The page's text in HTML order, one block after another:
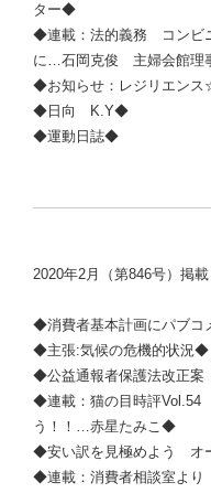
ター◆
◆連載：法的義務 コンビ
に…石岡克俊 主婦会館
◆お知らせ：レジリエン
◆日向 K.Y◆
◆運動日誌◆
2020年2月（第846号）掲載
◆消費者基本計画にパブ
◆主張:気候の危機的状況◆
◆公益通報者保護法改正
◆連載：猫の目時評Vol.54
う！！…赤星たみこ◆
◆安い訳を見極めよう オ
◆連載：消費者相談室より